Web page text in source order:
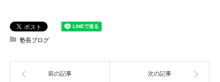
塾長ブログ
前の記事 次の記事